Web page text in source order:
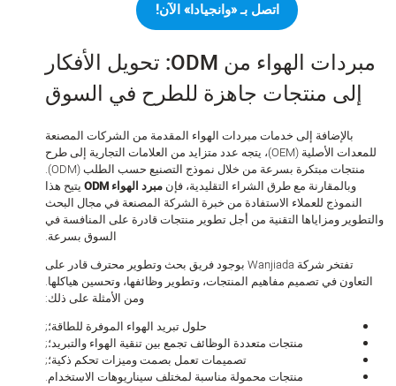
اتصل بـ «وانجيادا» الآن!
مبردات الهواء من ODM: تحويل الأفكار
إلى منتجات جاهزة للطرح في السوق
بالإضافة إلى خدمات مبردات الهواء المقدمة من الشركات المصنعة
للمعدات الأصلية (OEM)، يتجه عدد متزايد من العلامات التجارية إلى طرح
منتجات مبتكرة بسرعة من خلال نموذج التصنيع حسب الطلب (ODM).
وبالمقارنة مع طرق الشراء التقليدية، فإنمبرد الهواء ODM
يتيح هذا
النموذج للعملاء الاستفادة من خبرة الشركة المصنعة في مجال البحث
ومزاياها التقنية من أجل تطوير منتجات قادرة على المنافسة في
السوق بسرعة.
تفتخر شركة Wanjiada بوجود فريق بحث وتطوير محترف قادر على
في تصميم مفاهيم المنتجات، وتطوير وظائفها، وتحسين هياكلها.
ومن الأمثلة على ذلك:
حلول تبريد الهواء الموفرة للطاقة؛;
منتجات متعددة الوظائف تجمع بين تنقية الهواء والتبريد؛;
تصميمات تعمل بصمت وميزات تحكم ذكية؛;
منتجات محمولة مناسبة لمختلف سيناريوهات الاستخدام.